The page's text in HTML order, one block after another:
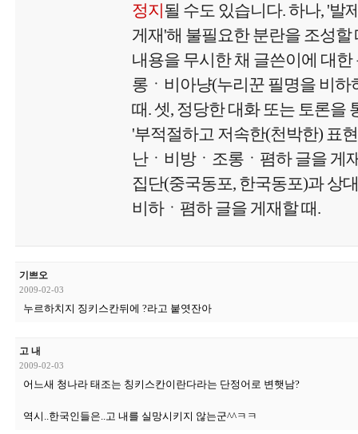
정지될 수도 있습니다. 하나, '발
게재'해 불필요한 분란을 조성할
내용을 무시한 채 글쓴이에 대
롱ㆍ비아냥(누리꾼 필명을 비하
때. 셋, 정당한 대화 또는 토론을
'부적절하고 저속한(천박한) 표
난ㆍ비방ㆍ조롱ㆍ폄하 글을 게
집단(중국동포, 한국동포)과 상
비하ㆍ폄하 글을 게재할 때.
기쁘오
2009-02-03
누르하치지 징키스칸뒤에 ?라고 붙엿잔아
고 내
2009-02-03
어느새 청나라 태조는 칭키스칸이란다라는 단정어로 변햇남?
역시..한국인들은..고 내를 실망시키지 않는군^^ㅋㅋ